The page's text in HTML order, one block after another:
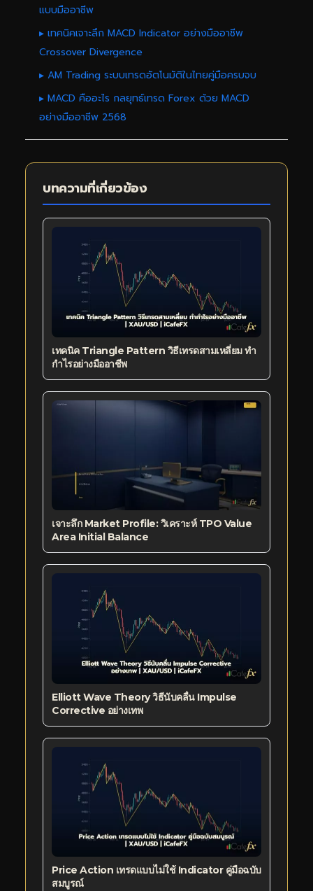
แบบมืออาชีพ
▸ เทคนิคเจาะลึก MACD Indicator อย่างมืออาชีพ
Crossover Divergence
▸ AM Trading ระบบเทรดอัตโนมัติในไทยคู่มือครบจบ
▸ MACD คืออะไร กลยุทธ์เทรด Forex ด้วย MACD
อย่างมืออาชีพ 2568
บทความที่เกี่ยวข้อง
เทคนิค Triangle Pattern วิธีเทรดสามเหลี่ยม ทำ
กำไรอย่างมืออาชีพ
เจาะลึก Market Profile: วิเคราะห์ TPO Value
Area Initial Balance
Elliott Wave Theory วิธีนับคลื่น Impulse
Corrective อย่างเทพ
Price Action เทรดแบบไม่ใช้ Indicator คู่มือฉบับ
สมบูรณ์